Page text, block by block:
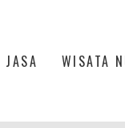
WISATA